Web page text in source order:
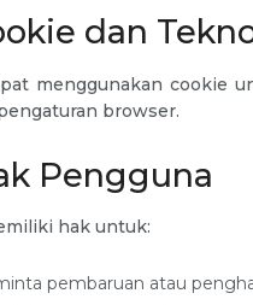
dan
menggunakan cookie
browser.
Pengguna
hak untuk:
pembaruan atau